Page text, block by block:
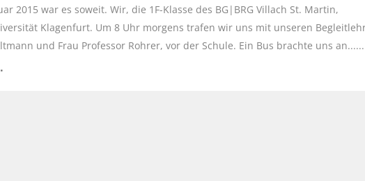
2015 war es soweit. Wir, die 1F-Klasse des BG|BRG Villach St. Martin,
Klagenfurt. Um 8 Uhr morgens trafen wir uns mit unseren
und Frau Professor Rohrer, vor der Schule. Ein Bus brachte uns an......